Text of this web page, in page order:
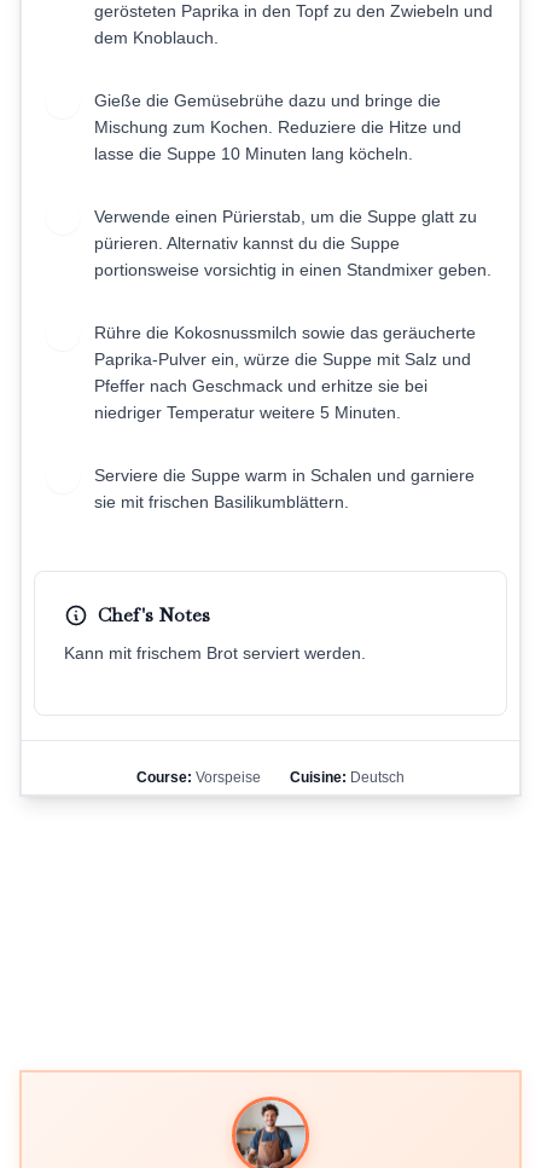
gerösteten Paprika in den Topf zu den Zwiebeln und
dem Knoblauch.
Gieße die Gemüsebrühe dazu und bringe die
Mischung zum Kochen. Reduziere die Hitze und
lasse die Suppe 10 Minuten lang köcheln.
Verwende einen Pürierstab, um die Suppe glatt zu
pürieren. Alternativ kannst du die Suppe
portionsweise vorsichtig in einen Standmixer geben.
Rühre die Kokosnussmilch sowie das geräucherte
Paprika-Pulver ein, würze die Suppe mit Salz und
Pfeffer nach Geschmack und erhitze sie bei
niedriger Temperatur weitere 5 Minuten.
Serviere die Suppe warm in Schalen und garniere
sie mit frischen Basilikumblättern.
Chef's Notes
Kann mit frischem Brot serviert werden.
Course: Vorspeise Cuisine: Deutsch